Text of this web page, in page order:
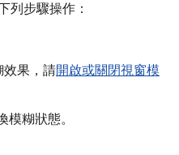
列步驟操作：
效果，請開啟或關閉視窗模
糊狀態。